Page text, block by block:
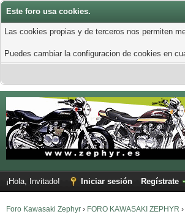
Este foro usa cookies.
Las cookies propias y de terceros nos permiten
Puedes cambiar la configuracion de cookies en
¡Hola, Invitado! Iniciar sesión Regístrate
Foro Kawasaki Zephyr › FORO KAWASAKI ZEPHYR ›